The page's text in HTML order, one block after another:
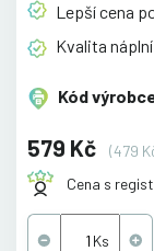
Lepší cena
Kvalita
Kód
579 Kč
(479
Cena s